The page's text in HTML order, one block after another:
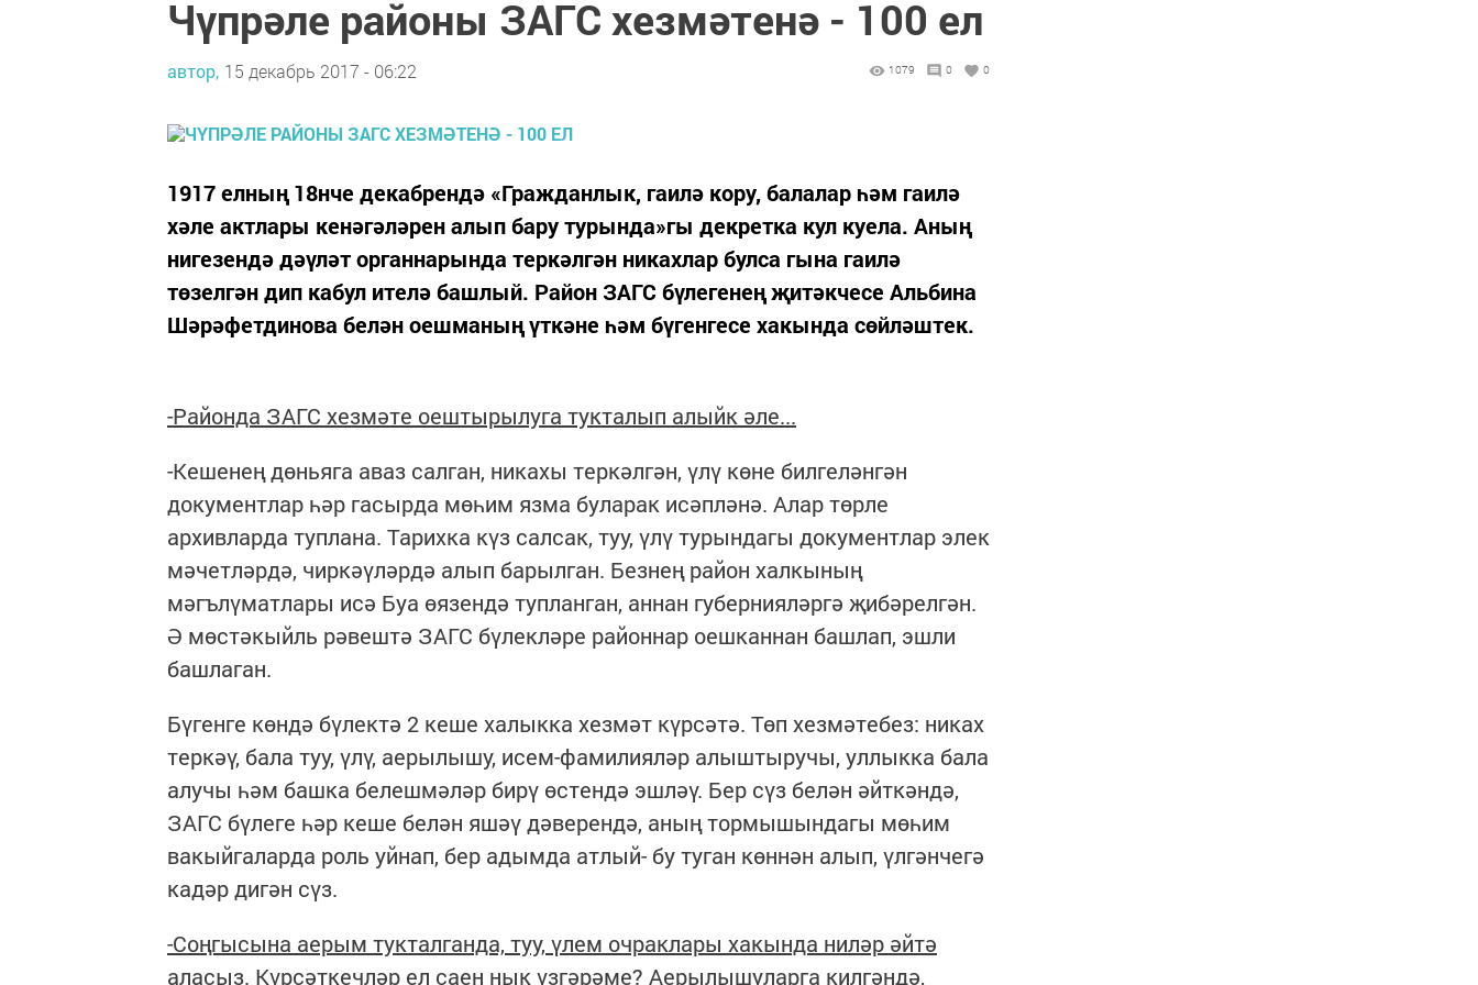
Чүпрәле районы ЗАГС хезмәтенә - 100 ел
автор, 15 декабрь 2017 - 06:22 1079 0 0
1917 елның 18нче декабрендә «Гражданлык, гаилә кору, балалар һәм гаилә
хәле актлары кенәгәләрен алып бару турында»гы декретка кул куела. Аның
нигезендә дәүләт органнарында теркәлгән никахлар булса гына гаилә
төзелгән дип кабул ителә башлый. Район ЗАГС бүлегенең җитәкчесе Альбина
Шәрәфетдинова белән оешманың үткәне һәм бүгенгесе хакында сөйләштек.
-Районда ЗАГС хезмәте оештырылуга тукталып алыйк әле...
-Кешенең дөньяга аваз салган, никахы теркәлгән, үлү көне билгеләнгән
документлар һәр гасырда мөһим язма буларак исәпләнә. Алар төрле
архивларда туплана. Тарихка күз салсак, туу, үлү турындагы документлар элек
мәчетләрдә, чиркәүләрдә алып барылган. Безнең район халкының
мәгълүматлары исә Буа өязендә тупланган, аннан губернияләргә җибәрелгән.
Ә мөстәкыйль рәвештә ЗАГС бүлекләре районнар оешканнан башлап, эшли
башлаган.
Бүгенге көндә бүлектә 2 кеше халыкка хезмәт күрсәтә. Төп хезмәтебез: никах
теркәү, бала туу, үлү, аерылышу, исем-фамилияләр алыштыручы, уллыкка бала
алучы һәм башка белешмәләр бирү өстендә эшләү. Бер сүз белән әйткәндә,
ЗАГС бүлеге һәр кеше белән яшәү дәверендә, аның тормышындагы мөһим
вакыйгаларда роль уйнап, бер адымда атлый- бу туган көннән алып, үлгәнчегә
кадәр дигән сүз.
-Соңгысына аерым тукталганда, туу, үлем очраклары хакында ниләр әйтә
аласыз. Күрсәткечләр ел саен нык үзгәрәме? Аерылышуларга килгәндә,